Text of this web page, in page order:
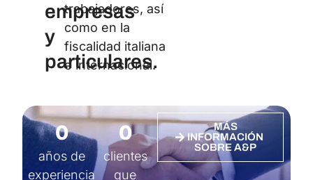
empresas
y
particulares.
trabajadores, así
como en la
fiscalidad italiana
e internacional.
años de
experiencia
0
clientes
que
0
MÁS
INFORMACIÓN
SOBRE A&P